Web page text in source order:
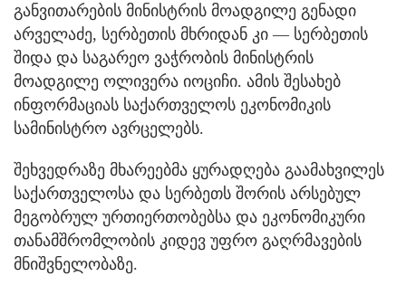
განვითარების მინისტრის მოადგილე გენადი
არველაძე, სერბეთის მხრიდან კი — სერბეთის
შიდა და საგარეო ვაჭრობის მინისტრის
მოადგილე ოლივერა იოციჩი. ამის შესახებ
ინფორმაციას საქართველოს ეკონომიკის
სამინისტრო ავრცელებს.
შეხვედრაზე მხარეებმა ყურადღება გაამახვილეს
საქართველოსა და სერბეთს შორის არსებულ
მეგობრულ ურთიერთობებსა და ეკონომიკური
თანამშრომლობის კიდევ უფრო გაღრმავების
მნიშვნელობაზე.